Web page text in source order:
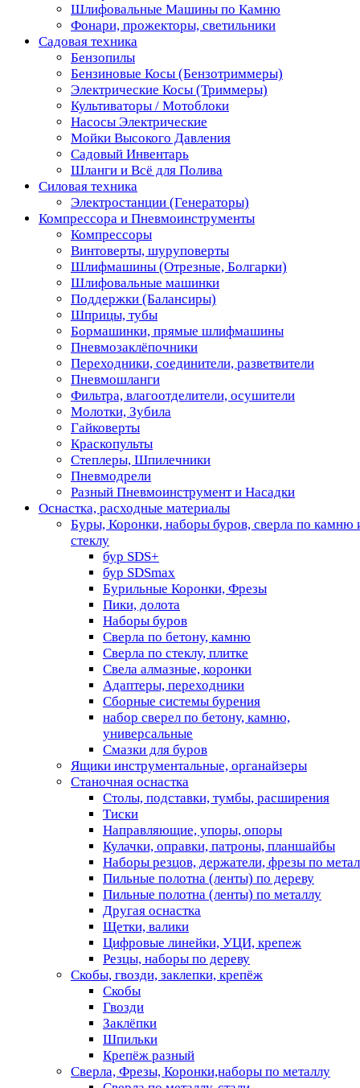
Шлифовальные Машины по Камню
Фонари, прожекторы, светильники
Садовая техника
Бензопилы
Бензиновые Косы (Бензотриммеры)
Электрические Косы (Триммеры)
Культиваторы / Мотоблоки
Насосы Электрические
Мойки Высокого Давления
Садовый Инвентарь
Шланги и Всё для Полива
Силовая техника
Электростанции (Генераторы)
Компрессора и Пневмоинструменты
Компрессоры
Винтоверты, шуруповерты
Шлифмашины (Отрезные, Болгарки)
Шлифовальные машинки
Поддержки (Балансиры)
Шприцы, тубы
Бормашинки, прямые шлифмашины
Пневмозаклёпочники
Переходники, соединители, разветвители
Пневмошланги
Фильтра, влагоотделители, осушители
Молотки, Зубила
Гайковерты
Краскопульты
Степлеры, Шпилечники
Пневмодрели
Разный Пневмоинструмент и Насадки
Оснастка, расходные материалы
Буры, Коронки, наборы буров, сверла по камню
стеклу
бур SDS+
бур SDSmax
Бурильные Коронки, Фрезы
Пики, долота
Наборы буров
Сверла по бетону, камню
Сверла по стеклу, плитке
Свела алмазные, коронки
Адаптеры, переходники
Сборные системы бурения
набор сверел по бетону, камню,
универсальные
Смазки для буров
Ящики инструментальные, органайзеры
Станочная оснастка
Столы, подставки, тумбы, расширения
Тиски
Направляющие, упоры, опоры
Кулачки, оправки, патроны, планшайбы
Наборы резцов, держатели, фрезы по
Пильные полотна (ленты) по дереву
Пильные полотна (ленты) по металлу
Другая оснастка
Щетки, валики
Цифровые линейки, УЦИ, крепеж
Резцы, наборы по дереву
Скобы, гвозди, заклепки, крепёж
Скобы
Гвозди
Заклёпки
Шпильки
Крепёж разный
Сверла, Фрезы, Коронки,наборы по металлу